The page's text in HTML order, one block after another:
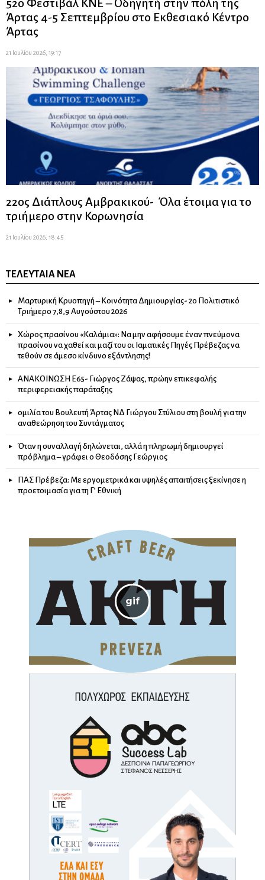
52ο Φεστιβάλ ΚΝΕ – Οδηγητή στην πόλη της
Άρτας 4-5 Σεπτεμβρίου στο Εκθεσιακό Κέντρο
Άρτας
21 Ιουλίου 2026, 19:17
22ος Διάπλους Αμβρακικού- Όλα έτοιμα για το
τριήμερο στην Κορωνησία
21 Ιουλίου 2026, 18:45
ΤΕΛΕΥΤΑΊΑ ΝΈΑ
Μαρτυρική Κρυοπηγή – Κοινότητα Δημιουργίας- 2ο Πολιτιστικό
Τριήμερο 7,8,9 Αυγούστου 2026
Χώρος πρασίνου «Καλάμια»: Να μην αφήσουμε έναν πνεύμονα
πρασίνου να χαθεί και μαζί του οι Ιαματικές Πηγές Πρέβεζας να
τεθούν σε άμεσο κίνδυνο εξάντλησης!
ΑΝΑΚΟΙΝΩΣΗ Ε65- Γιώργος Ζάψας, πρώην επικεφαλής
περιφερειακής παράταξης
ομιλία του Βουλευτή Άρτας ΝΔ Γιώργου Στύλιου στη βουλή για την
αναθεώρηση του Συντάγματος
Όταν η συναλλαγή δηλώνεται, αλλά η πληρωμή δημιουργεί
πρόβλημα – γράφει ο Θεοδόσης Γεώργιος
ΠΑΣ Πρέβεζα: Με εργομετρικά και υψηλές απαιτήσεις ξεκίνησε η
προετοιμασία για τη Γ’ Εθνική